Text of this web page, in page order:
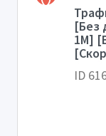
[Без
1М]
ID